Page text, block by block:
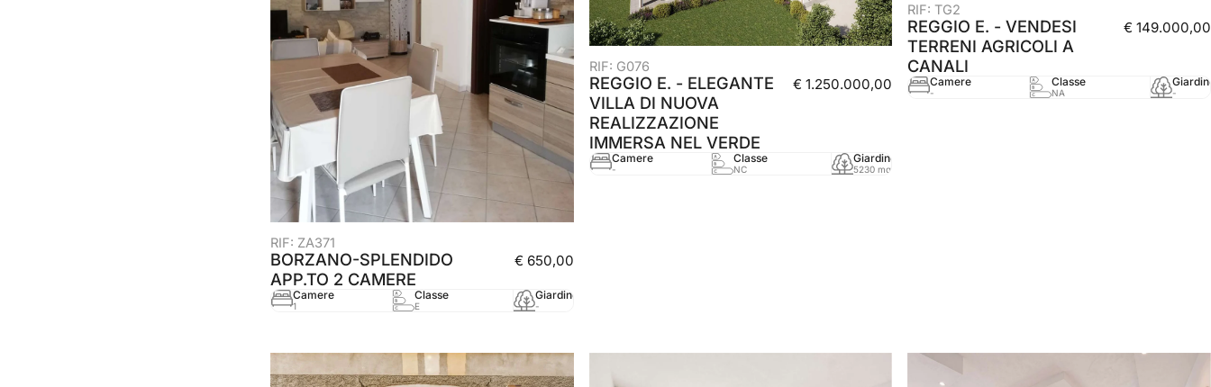
RIF: ZA371
BORZANO-SPLENDIDO
APP.TO 2 CAMERE
€ 650,00
Camere
1
Classe
E
Giardino
-
RIF: G076
REGGIO E. - ELEGANTE
VILLA DI NUOVA
REALIZZAZIONE
IMMERSA NEL VERDE
€ 1.250.000,00
Camere
-
Classe
NC
Giardino
5230 mq
RIF: TG2
REGGIO E. - VENDESI
TERRENI AGRICOLI A
CANALI
€ 149.000,00
Camere
-
Classe
NA -